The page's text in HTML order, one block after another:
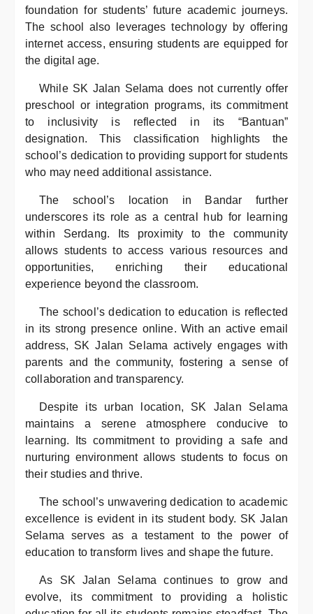
foundation for students’ future academic journeys.
The school also leverages technology by offering
internet access, ensuring students are equipped for
the digital age.
While SK Jalan Selama does not currently offer
preschool or integration programs, its commitment
to inclusivity is reflected in its “Bantuan”
designation. This classification highlights the
school’s dedication to providing support for students
who may need additional assistance.
The school’s location in Bandar further
underscores its role as a central hub for learning
within Serdang. Its proximity to the community
allows students to access various resources and
opportunities, enriching their educational
experience beyond the classroom.
The school’s dedication to education is reflected
in its strong presence online. With an active email
address, SK Jalan Selama actively engages with
parents and the community, fostering a sense of
collaboration and transparency.
Despite its urban location, SK Jalan Selama
maintains a serene atmosphere conducive to
learning. Its commitment to providing a safe and
nurturing environment allows students to focus on
their studies and thrive.
The school’s unwavering dedication to academic
excellence is evident in its student body. SK Jalan
Selama serves as a testament to the power of
education to transform lives and shape the future.
As SK Jalan Selama continues to grow and
evolve, its commitment to providing a holistic